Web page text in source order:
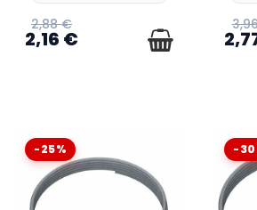
2,88 €
2,16 €
-25% -